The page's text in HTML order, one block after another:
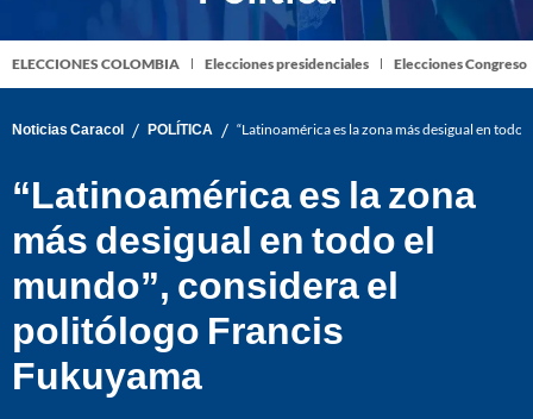
ELECCIONES COLOMBIA Elecciones presidenciales Elecciones Congreso
Noticias Caracol / POLÍTICA / “Latinoamérica es la zona más desigual en
“Latinoamérica es la zona
más desigual en todo el
mundo”, considera el
politólogo Francis
Fukuyama